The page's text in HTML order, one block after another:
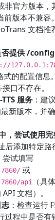
非官方版本，
前版本不兼容
文档推
否提供 /
式的配置信息
口不存在。
服务 ：建
新版本，并
，尝试使用完
后添加特定路
尝试填写
或
api
（具
文档）。
：检查运行
程中是否有